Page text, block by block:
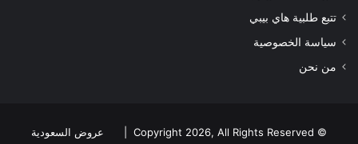
تتبع طلبية هاي بيبي
سياسة الخصوصية
من نحن
© Copyright 2026, All Rights Reserved | عروض السعودية